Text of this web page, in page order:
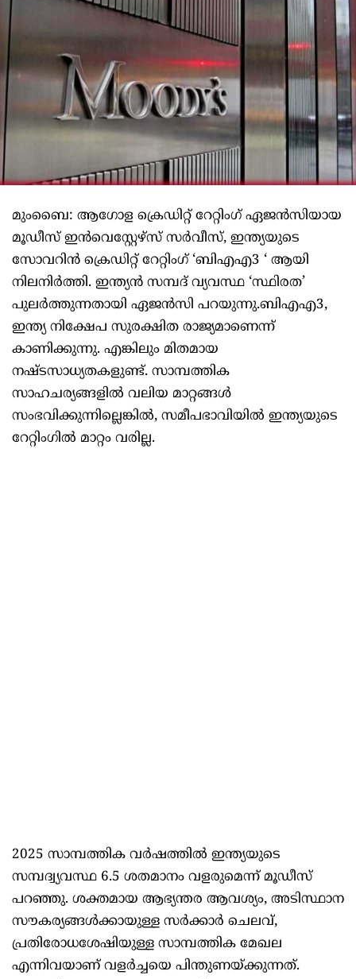
മുംബൈ: ആഗോള ക്രെഡിറ്റ് റേറ്റിംഗ് ഏജന്‍സിയായ
മൂഡീസ് ഇന്‍വെസ്റ്റേഴ്സ് സര്‍വീസ്, ഇന്ത്യയുടെ
സോവറിന്‍ ക്രെഡിറ്റ് റേറ്റിംഗ് ‘ബിഎഎ3 ‘ ആയി
നിലനിര്‍ത്തി. ഇന്ത്യന്‍ സമ്പദ് വ്യവസ്ഥ ‘സ്ഥിരത’
പുലര്‍ത്തുന്നതായി ഏജന്‍സി പറയുന്നു.ബിഎഎ3,
ഇന്ത്യ നിക്ഷേപ സുരക്ഷിത രാജ്യമാണെന്ന്
കാണിക്കുന്നു. എങ്കിലും മിതമായ
നഷ്ടസാധ്യതകളുണ്ട്. സാമ്പത്തിക
സാഹചര്യങ്ങളില്‍ വലിയ മാറ്റങ്ങള്‍
സംഭവിക്കുന്നില്ലെങ്കില്‍, സമീപഭാവിയില്‍ ഇന്ത്യയുടെ
റേറ്റിംഗില്‍ മാറ്റം വരില്ല.
2025 സാമ്പത്തിക വര്‍ഷത്തില്‍ ഇന്ത്യയുടെ
സമ്പദ്വ്യവസ്ഥ 6.5 ശതമാനം വളരുമെന്ന് മൂഡീസ്
പറഞ്ഞു. ശക്തമായ ആഭ്യന്തര ആവശ്യം, അടിസ്ഥാന
സൗകര്യങ്ങള്‍ക്കായുള്ള സര്‍ക്കാര്‍ ചെലവ്,
പ്രതിരോധശേഷിയുള്ള സാമ്പത്തിക മേഖല
എന്നിവയാണ് വളര്‍ച്ചയെ പിന്തുണയ്ക്കുന്നത്.